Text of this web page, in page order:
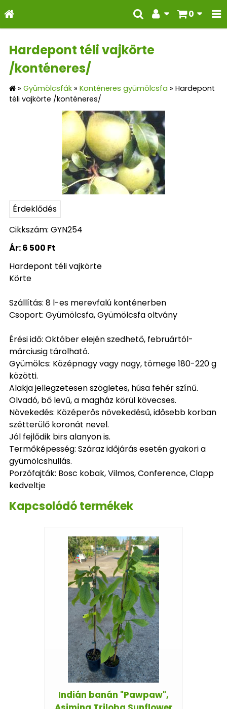
0
Hardepont téli vajkörte
/konténeres/
» Gyümölcsfák » Konténeres gyümölcsfa » Hardepont
téli vajkörte /konténeres/
Érdeklődés
Cikkszám: GYN254
Ár:6 500 Ft
Hardepont téli vajkörte
Körte
Szállítás: 8 l-es merevfalú konténerben
Csoport: Gyümölcsfa, Gyümölcsfa oltvány
Érési idő: Október elején szedhető, februártól-
márciusig tárolható.
Gyümölcs: Középnagy vagy nagy, tömege 180-220 g
közötti.
Alakja jellegzetesen szögletes, húsa fehér színű.
Olvadó, bő levű, a magház körül kövecses.
Növekedés: Középerős növekedésű, idősebb korban
szétterülő koronát nevel.
Jól fejlődik birs alanyon is.
Termőképesség: Száraz időjárás esetén gyakori a
gyümölcshullás.
Porzófajták: Bosc kobak, Vilmos, Conference, Clapp
kedveltje
Kapcsolódó termékek
Indián banán "Pawpaw",